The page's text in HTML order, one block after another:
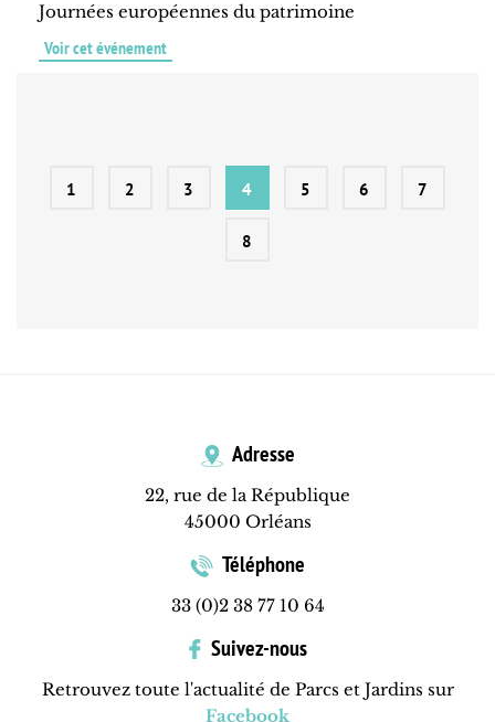
Journées européennes du patrimoine
Voir cet événement
1 2 3 4 5 6 7
8
Adresse
22, rue de la République
45000 Orléans
Téléphone
33 (0)2 38 77 10 64
Suivez-nous
Retrouvez toute l'actualité de Parcs et Jardins sur
Facebook